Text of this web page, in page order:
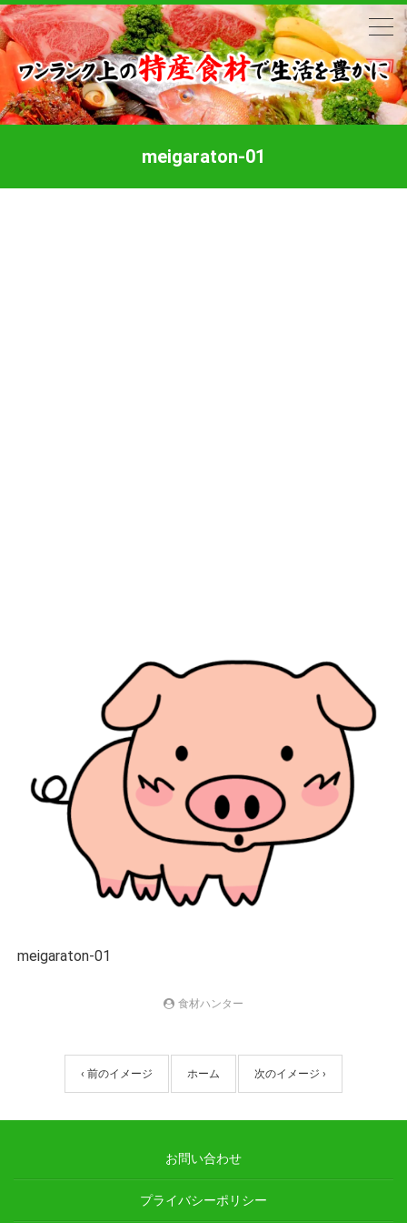
meigaraton-01
meigaraton-01
食材ハンター
‹ 前のイメージ ホーム 次のイメージ ›
お問い合わせ
プライバシーポリシー